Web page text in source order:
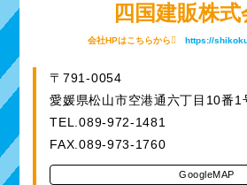
四国建販株式
会社HPはこちらから https://
〒791-0054
愛媛県松山市空港通六丁目10番1
TEL.089-972-1481
FAX.089-973-1760
GoogleMAP